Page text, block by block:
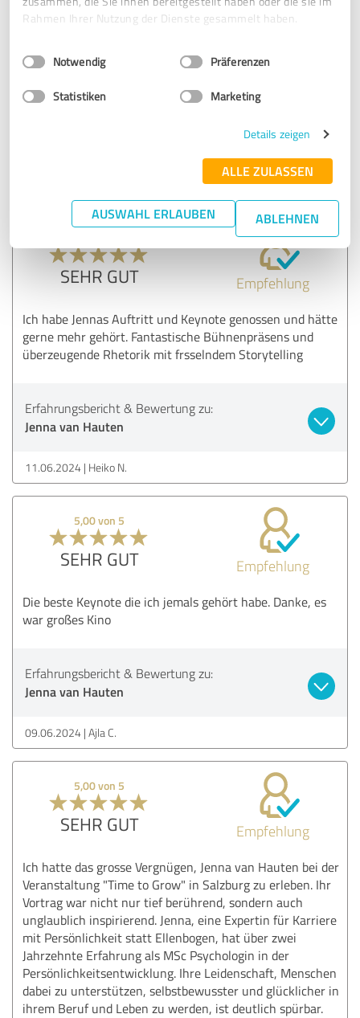
Rahmen Ihrer Nutzung der Dienste gesammelt haben.
Impressum Datenschutzbestimmungen
Einwilligungsauswahl
Notwendig Präferenzen
Statistiken Marketing
Details zeigen
ALLE ZULASSEN
AUSWAHL ERLAUBEN ABLEHNEN
Eine wunderbare Frau mit hoher Expertise. Ihr Gespür für
öffnet direkt den Raum, um gemeinsam zu Wirken und die
positive Energie Ihrer Beratung und Begleitung zu nutzen.
SEHR GUT Empfehlung
Ich habe Jennas Auftritt und Keynote genossen und hätte
gerne mehr gehört. Fantastische Bühnenpräsens und
überzeugende Rhetorik mit frsselndem Storytelling
Erfahrungsbericht & Bewertung zu:
Jenna van Hauten
11.06.2024 Heiko N.
5,00 von 5
SEHR GUT Empfehlung
Die beste Keynote die ich jemals gehört habe. Danke, es
war großes Kino
Erfahrungsbericht & Bewertung zu:
Jenna van Hauten
09.06.2024 Ajla C.
5,00 von 5
SEHR GUT Empfehlung
Ich hatte das grosse Vergnügen, Jenna van Hauten bei der
Veranstaltung "Time to Grow" in Salzburg zu erleben. Ihr
Vortrag war nicht nur tief berührend, sondern auch
unglaublich inspirierend. Jenna, eine Expertin für Karriere
mit Persönlichkeit statt Ellenbogen, hat über zwei
Jahrzehnte Erfahrung als MSc Psychologin in der
Persönlichkeitsentwicklung. Ihre Leidenschaft, Menschen
dabei zu unterstützen, selbstbewusster und glücklicher in
ihrem Beruf und Leben zu werden, ist deutlich spürbar.